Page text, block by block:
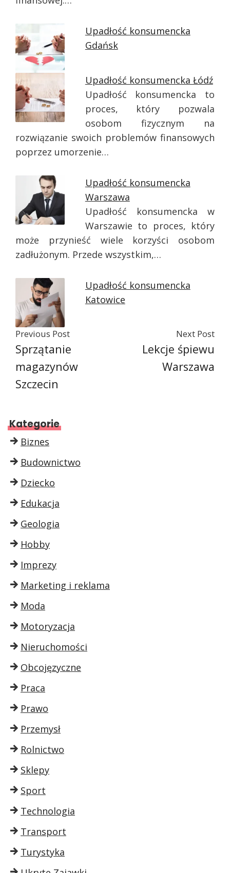
Upadłość konsumencka
Gdańsk
Upadłość konsumencka Łódź
Upadłość konsumencka to
proces, który pozwala
osobom fizycznym na
rozwiązanie swoich problemów finansowych
poprzez umorzenie…
Upadłość konsumencka
Warszawa
Upadłość konsumencka w
Warszawie to proces, który
może przynieść wiele korzyści osobom
zadłużonym. Przede wszystkim,…
Upadłość konsumencka
Katowice
Previous Post
Sprzątanie
magazynów
Szczecin
Next Post
Lekcje śpiewu
Warszawa
Kategorie
Biznes
Budownictwo
Dziecko
Edukacja
Geologia
Hobby
Imprezy
Marketing i reklama
Moda
Motoryzacja
Nieruchomości
Obcojęzyczne
Praca
Prawo
Przemysł
Rolnictwo
Sklepy
Sport
Technologia
Transport
Turystyka